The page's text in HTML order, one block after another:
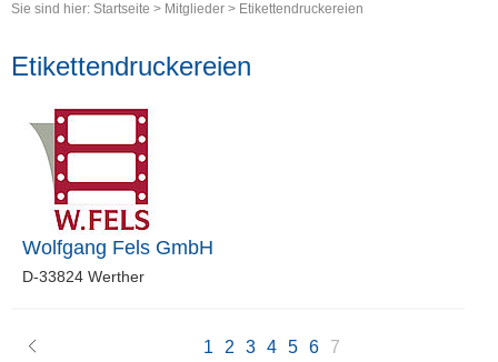
Sie sind hier: Startseite > Mitglieder > Etikettendruckereien
Etikettendruckereien
Wolfgang Fels GmbH
D-33824 Werther
1 2 3 4 5 6 7